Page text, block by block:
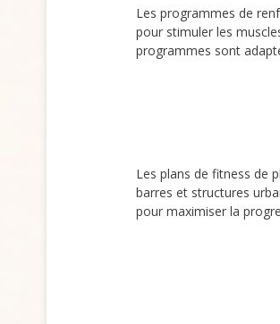
Les programmes de
pour stimuler les
programmes sont
Les plans de fitness de
barres et structures
pour maximiser la